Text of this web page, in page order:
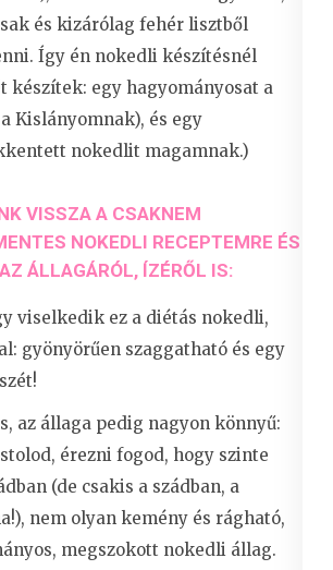
és kizárólag fehér lisztből
Így én nokedli készítésnél
készítek: egy hagyományosat a
Kislányomnak), és egy
nokedlit magamnak.)
VISSZA A CSAKNEM
NOKEDLI RECEPTEMRE ÉS
ÁLLAGÁRÓL, ÍZÉRŐL IS:
viselkedik ez a diétás nokedli,
gyönyörűen szaggatható és egy
az állaga pedig nagyon könnyű:
érezni fogod, hogy szinte
(de csakis a szádban, a
nem olyan kemény és rágható,
megszokott nokedli állag.